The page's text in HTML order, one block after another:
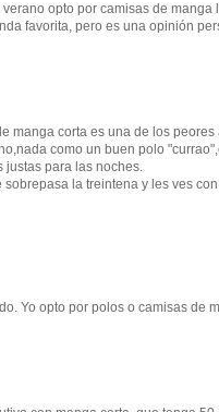
opto por camisas de
favorita, pero es una opinión
manga corta es una de los
como un buen polo
justas para las noches.
sobrepasa la treintena y les ves
Yo opto por polos o camisas de